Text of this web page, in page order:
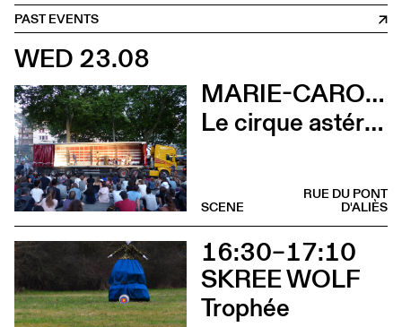
PAST EVENTS
WED 23.08
MARIE-CAROLINE HOMINAL
Le cirque astéroïde
RUE DU PONT
D'ALIÈS
SCENE
16:30–17:10
SKREE WOLF
Trophée